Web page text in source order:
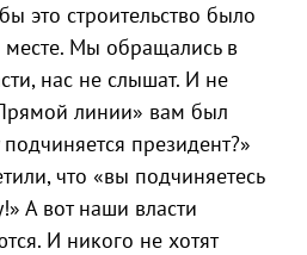
это строительство было
Мы обращались в
нас не слышат. И не
линии» вам был
президент?»
что «вы подчиняетесь
А вот наши власти
И никого не хотят